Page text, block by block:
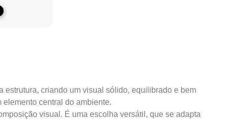
estrutura, criando um visual sólido, equilibrado e bem
central do ambiente.
visual. É uma escolha versátil, que se adapta